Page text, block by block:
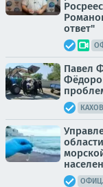
ответ"
Павел
ОФИЦ.